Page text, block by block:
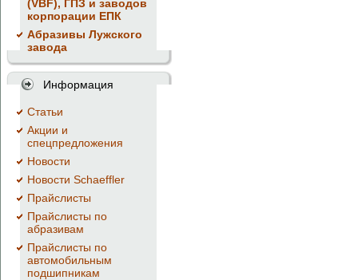
(VBF), ГПЗ и заводов
корпорации ЕПК
Абразивы Лужского
завода
Информация
Cтатьи
Акции и
спецпредложения
Новости
Новости Schaeffler
Прайслисты
Прайслисты по
абразивам
Прайслисты по
автомобильным
подшипникам